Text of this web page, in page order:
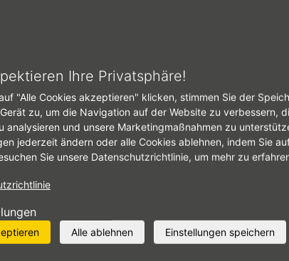
Ihre Privatsphäre!
"Alle Cookies akzeptieren" klicken, stimmen Sie der
zu, um die Navigation auf der Website zu verbessern,
analysieren und unsere Marketingmaßnahmen zu
jederzeit ändern oder alle Cookies ablehnen, indem Sie
Sie unsere Datenschutzrichtlinie, um mehr zu
Alle ablehnen Einstellungen speichern
Radermacher GmbH ist Ihr Ansprechpartner in
für die Betreuung Ihres Fuhrparks und